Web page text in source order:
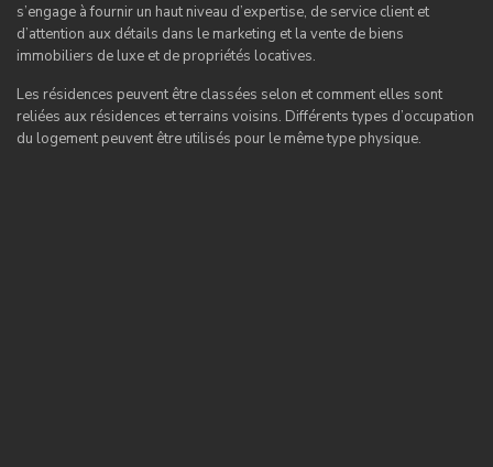
s’engage à fournir un haut niveau d’expertise, de service client et
d’attention aux détails dans le marketing et la vente de biens
immobiliers de luxe et de propriétés locatives.
Les résidences peuvent être classées selon et comment elles sont
reliées aux résidences et terrains voisins. Différents types d’occupation
du logement peuvent être utilisés pour le même type physique.